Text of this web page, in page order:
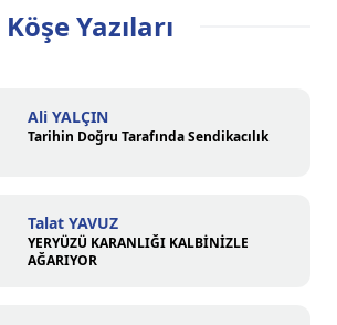
Köşe Yazıları
Ali YALÇIN
Tarihin Doğru Tarafında Sendikacılık
Talat YAVUZ
YERYÜZÜ KARANLIĞI KALBİNİZLE
AĞARIYOR